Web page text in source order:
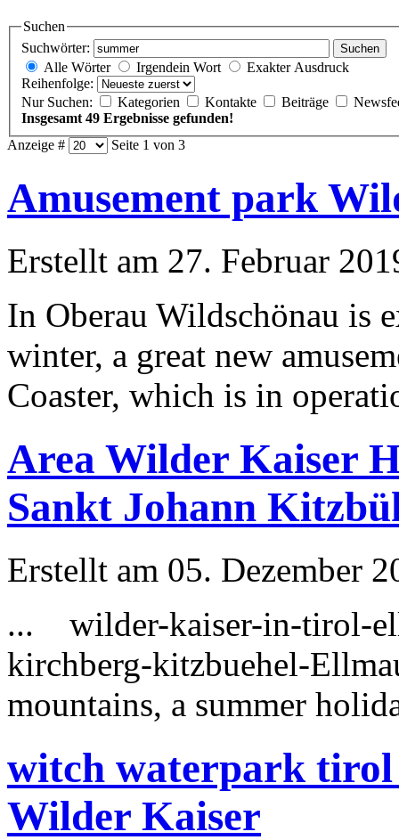
Suchen
Suchwörter:
Suchen
Alle Wörter Irgendein Wort
Exakter Ausdruck
Reihenfolge:
Nur Suchen:
Kategorien Kontakte Beiträge
Insgesamt 49 Ergebnisse gefunden!
Anzeige #
Seite 1 von 3
Amusement park
Erstellt am 27. Februar
In Oberau Wildschönau is
winter, a great new
Coaster, which is in
Area Wilder Kaiser
Sankt Johann
Erstellt am 05. Dezember
... wilder-kaiser-in-tirol-
kirchberg-kitzbuehel-
mountains, a summer
witch waterpark tirol
Wilder Kaiser